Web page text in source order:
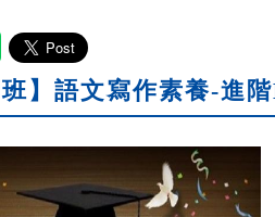
班】語文寫作素養-進